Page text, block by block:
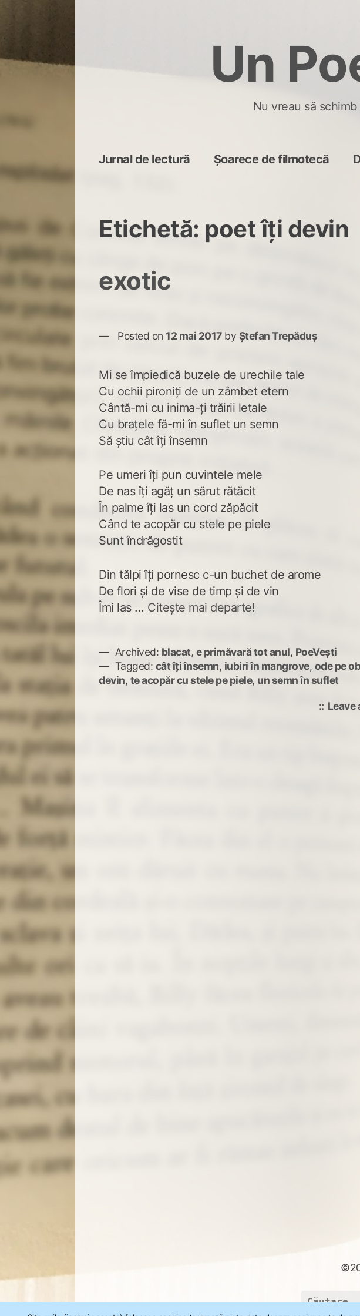
Un
Nu vreau să
Jurnal de lectură Șoarece de filmotecă
Etichetă: poet îți devin
exotic
Posted on 12 mai 2017by Ștefan Trepăduș
Mi se împiedică buzele de urechile tale
Cu ochii pironiți de un zâmbet etern
Cântă-mi cu inima-ți trăirii letale
Cu brațele fă-mi în suflet un semn
Să știu cât îți însemn
Pe umeri îți pun cuvintele mele
De nas îți agăț un sărut rătăcit
În palme îți las un cord zăpăcit
Când te acopăr cu stele pe piele
Sunt îndrăgostit
Din tălpi îți pornesc c-un buchet de arome
De flori și de vise de timp și de vin
Îmi las ... Citește mai departe!
Archived: blacat, e primăvară tot anul, PoeVești
Tagged: cât îți însemn, iubiri în mangrove, ode pe
devin, te acopăr cu stele pe piele, un semn în suflet
Leave
Caută